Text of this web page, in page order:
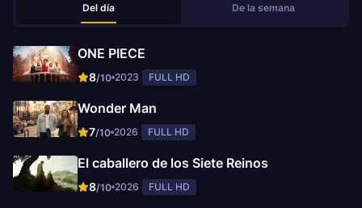
Del día De la semana
ONE PIECE
8/10 2023 FULL HD
Wonder Man
7/10 2026 FULL HD
El caballero de los Siete Reinos
8/10 2026 FULL HD